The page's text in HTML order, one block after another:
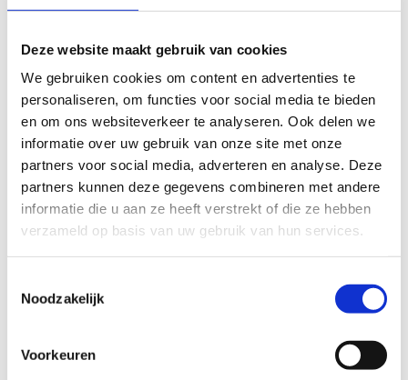
Deze website maakt gebruik van cookies
We gebruiken cookies om content en advertenties te
personaliseren, om functies voor social media te bieden
en om ons websiteverkeer te analyseren. Ook delen we
informatie over uw gebruik van onze site met onze
partners voor social media, adverteren en analyse. Deze
partners kunnen deze gegevens combineren met andere
informatie die u aan ze heeft verstrekt of die ze hebben
verzameld op basis van uw gebruik van hun services.
Noodzakelijk
Voorkeuren
of zwakkere economie, een hogere of lagere
overheid,…). Na de keynotes in de ochtend van Steven Van
Belleghem (expert in customer focus in een digitale wereld,
auteur en ondernemer) en Joachim De Vos (CEO Living
Tomorrow) was er keuze uit 30 inspiratiesessies, 3
internationale masterclasses, 2 praktische workshops en
een interactief panelgesprek. Daarnaast was er een
pitchpodium voor meer dan 30 sportvernieuwers, een
innovatieve B2B matchmaking, en het grootste
innovatiekamp over sport met 300 sportstudenten vanuit